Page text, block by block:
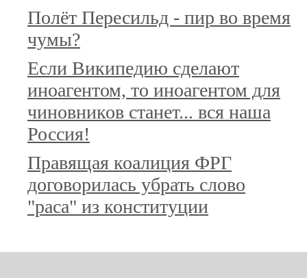
Полёт Пересильд - пир во время
чумы?
Если Википедию сделают
иноагентом, то иноагентом для
чиновников станет... вся наша
Россия!
Правящая коалиция ФРГ
договорилась убрать слово
"раса" из конституции